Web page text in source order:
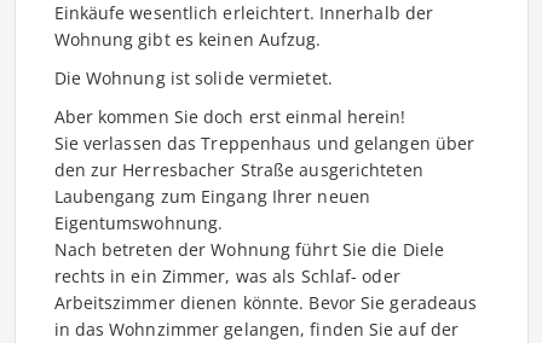
Einkäufe wesentlich erleichtert. Innerhalb der
Wohnung gibt es keinen Aufzug.
Die Wohnung ist solide vermietet.
Aber kommen Sie doch erst einmal herein!
Sie verlassen das Treppenhaus und gelangen über
den zur Herresbacher Straße ausgerichteten
Laubengang zum Eingang Ihrer neuen
Eigentumswohnung.
Nach betreten der Wohnung führt Sie die Diele
rechts in ein Zimmer, was als Schlaf- oder
Arbeitszimmer dienen könnte. Bevor Sie geradeaus
in das Wohnzimmer gelangen, finden Sie auf der